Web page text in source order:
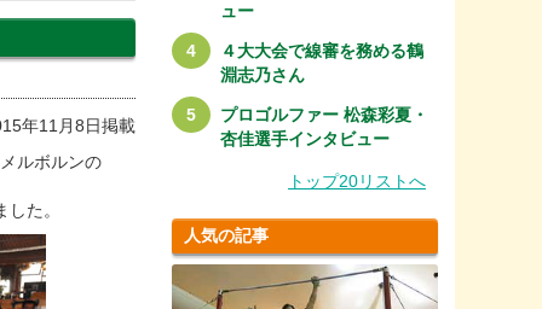
年11月8日掲載
ルボルンの
た。
ュー
４大大会で線審を務める鶴
淵志乃さん
プロゴルファー 松森彩夏・
杏佳選手インタビュー
トップ20リストへ
人気の記事